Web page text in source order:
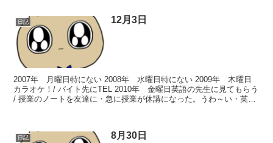
日記 12月3日
2007年 月曜日特にない 2008年 水曜日特にない 2009年 木曜日
カラオケ！/ バイト先にTEL 2010年 金曜日英語の先生に見てもらう
/ 授業のノートを友達に・急に授業が休講になった。うわ～い・英語
日記 8月30日